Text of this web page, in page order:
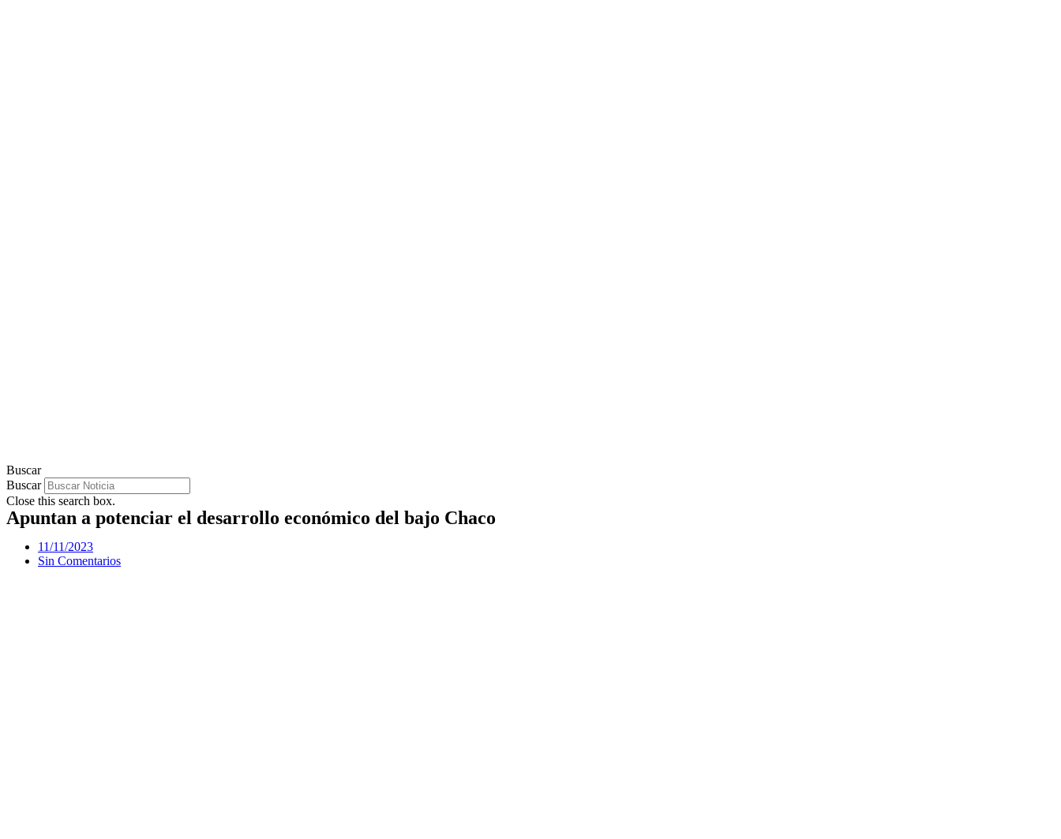
Buscar
Buscar
Close this search box.
Apuntan a potenciar el desarrollo económico del bajo Chaco
11/11/2023
Sin Comentarios